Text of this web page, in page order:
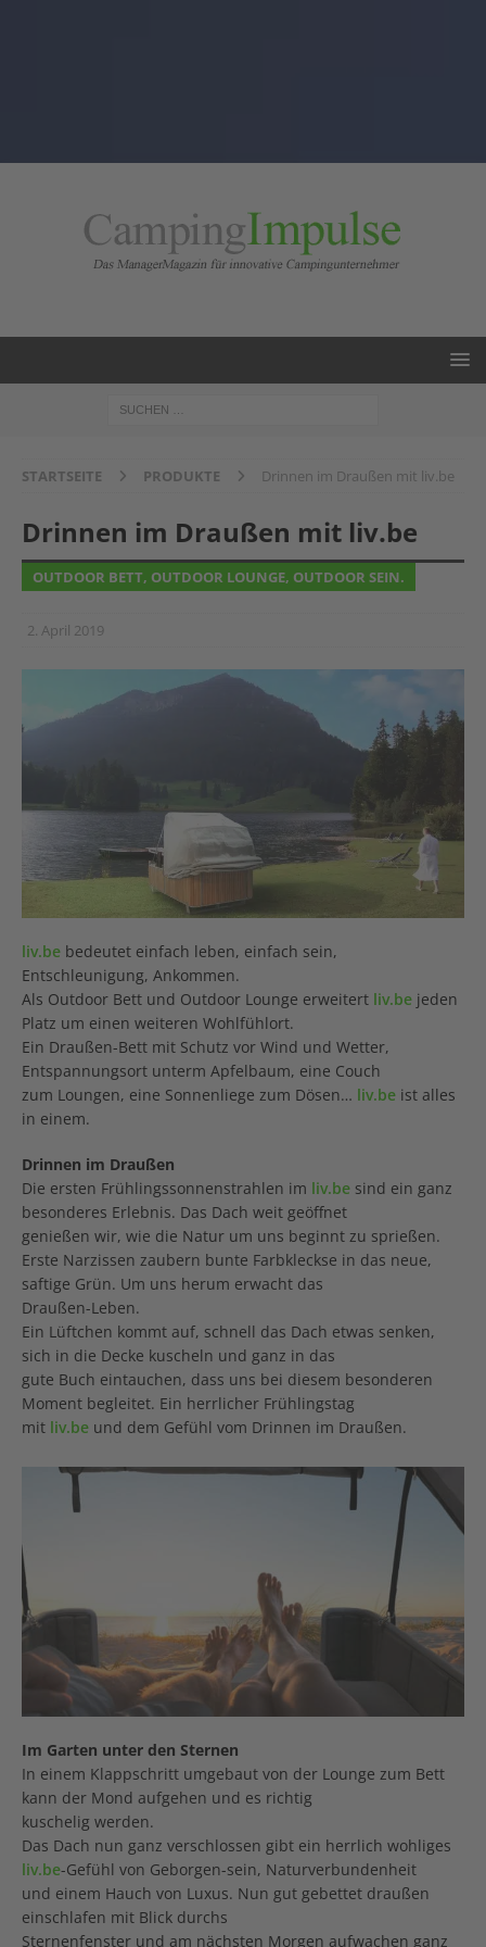
STARTSEITE PRODUKTE Drinnen im Draußen mit liv.be
Drinnen im Draußen mit liv.be
OUTDOOR BETT, OUTDOOR LOUNGE, OUTDOOR SEIN.
2. April 2019
liv.be bedeutet einfach leben, einfach sein,
Entschleunigung, Ankommen.
Als Outdoor Bett und Outdoor Lounge erweitert liv.be jeden
Platz um einen weiteren Wohlfühlort.
Ein Draußen-Bett mit Schutz vor Wind und Wetter,
Entspannungsort unterm Apfelbaum, eine Couch
zum Loungen, eine Sonnenliege zum Dösen… liv.be ist alles
in einem.
Drinnen im Draußen
Die ersten Frühlingssonnenstrahlen im liv.be sind ein ganz
besonderes Erlebnis. Das Dach weit geöffnet
genießen wir, wie die Natur um uns beginnt zu sprießen.
Erste Narzissen zaubern bunte Farbkleckse in das neue,
saftige Grün. Um uns herum erwacht das
Draußen-Leben.
Ein Lüftchen kommt auf, schnell das Dach etwas senken,
sich in die Decke kuscheln und ganz in das
gute Buch eintauchen, dass uns bei diesem besonderen
Moment begleitet. Ein herrlicher Frühlingstag
mit liv.be und dem Gefühl vom Drinnen im Draußen.
Im Garten unter den Sternen
In einem Klappschritt umgebaut von der Lounge zum Bett
kann der Mond aufgehen und es richtig
kuschelig werden.
Das Dach nun ganz verschlossen gibt ein herrlich wohliges
liv.be-Gefühl von Geborgen-sein, Naturverbundenheit
und einem Hauch von Luxus. Nun gut gebettet draußen
einschlafen mit Blick durchs
Sternenfenster und am nächsten Morgen aufwachen ganz